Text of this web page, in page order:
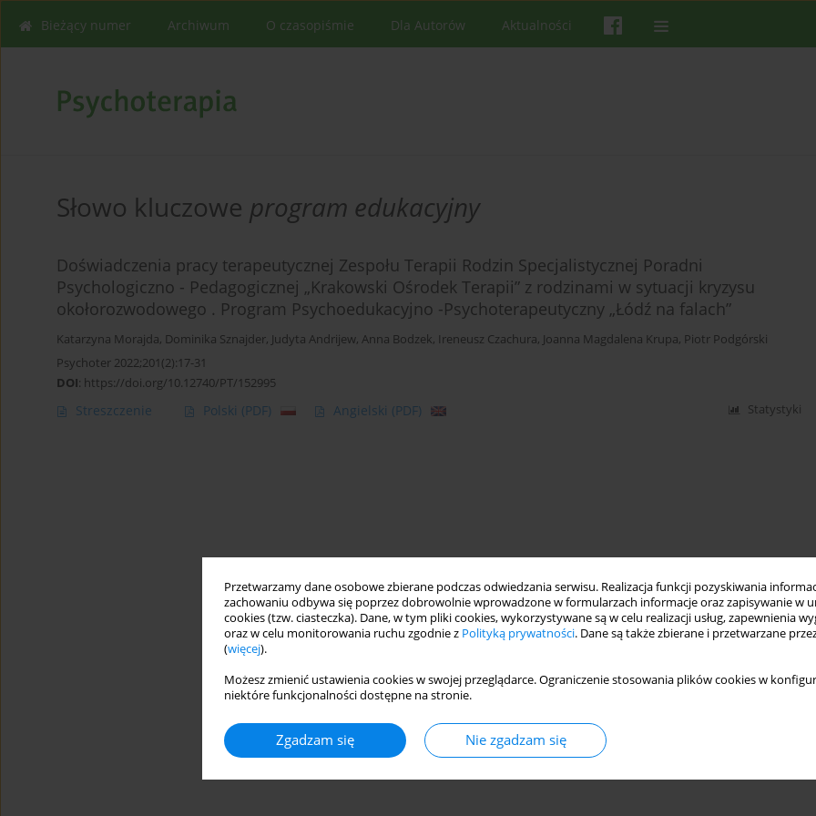
Przetwarzamy dane osobowe zbierane podczas odwiedzania serwisu. Realizacja funkcji pozyskiwania
zachowaniu odbywa się poprzez dobrowolnie wprowadzone w formularzach informacje oraz zapisywanie w
cookies (tzw. ciasteczka). Dane, w tym pliki cookies, wykorzystywane są w celu realizacji usług, zapewnienia
oraz w celu monitorowania ruchu zgodnie z Polityką prywatności. Dane są także zbierane i przetwarzane
(więcej).
Możesz zmienić ustawienia cookies w swojej przeglądarce. Ograniczenie stosowania plików cookies w
niektóre funkcjonalności dostępne na stronie.
Zgadzam się Nie zgadzam się
Bieżący numer Archiwum O czasopiśmie Dla Autorów Aktualności
Słowo kluczowe program edukacyjny
Doświadczenia pracy terapeutycznej Zespołu Terapii Rodzin Specjalistycznej Poradni
Psychologiczno - Pedagogicznej „Krakowski Ośrodek Terapii” z rodzinami w sytuacji kryzysu
okołorozwodowego . Program Psychoedukacyjno -Psychoterapeutyczny „Łódź na falach”
Katarzyna Morajda, Dominika Sznajder, Judyta Andrijew, Anna Bodzek, Ireneusz Czachura, Joanna Magdalena Krupa, Piotr Podgórski
Psychoter 2022;201(2):17-31
DOI: https://doi.org/10.12740/PT/152995
Streszczenie Polski (PDF) Angielski (PDF) Statystyki